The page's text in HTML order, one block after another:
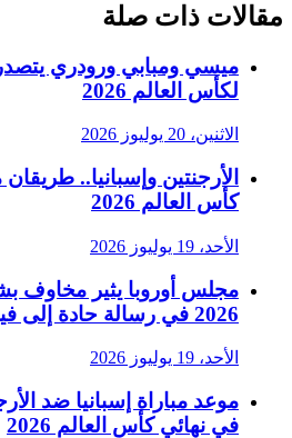
مقالات ذات صلة
ميسي ومبابي ورودري
لكأس العالم 2026
الاثنين، 20 يوليوز 2026
الأرجنتين وإسبانيا..
كأس العالم 2026
الأحد، 19 يوليوز 2026
مجلس أوروبا يثير مخاوف
2026 في رسالة حادة إلى فيفا
الأحد، 19 يوليوز 2026
موعد مباراة إسبانيا ضد
في نهائي كأس العالم 2026